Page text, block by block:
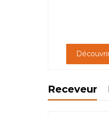
Receveur